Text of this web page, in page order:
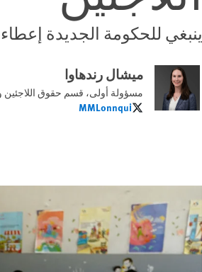
ينبغي للحكومة الجديدة إعطاء
ميشال رندهاوا
مسؤولة أولى، قسم حقوق اللاجئين
MMLonnqui
MMLonnqui